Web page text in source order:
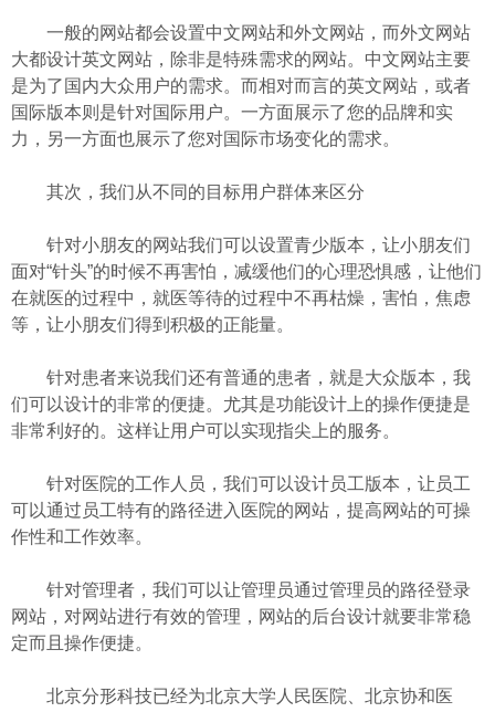
一般的网站都会设置中文网站和外文网站，而外文网站
大都设计英文网站，除非是特殊需求的网站。中文网站主要
是为了国内大众用户的需求。而相对而言的英文网站，或者
国际版本则是针对国际用户。一方面展示了您的品牌和实
力，另一方面也展示了您对国际市场变化的需求。
其次，我们从不同的目标用户群体来区分
针对小朋友的网站我们可以设置青少版本，让小朋友们
面对“针头”的时候不再害怕，减缓他们的心理恐惧感，让他们
在就医的过程中，就医等待的过程中不再枯燥，害怕，焦虑
等，让小朋友们得到积极的正能量。
针对患者来说我们还有普通的患者，就是大众版本，我
们可以设计的非常的便捷。尤其是功能设计上的操作便捷是
非常利好的。这样让用户可以实现指尖上的服务。
针对医院的工作人员，我们可以设计员工版本，让员工
可以通过员工特有的路径进入医院的网站，提高网站的可操
作性和工作效率。
针对管理者，我们可以让管理员通过管理员的路径登录
网站，对网站进行有效的管理，网站的后台设计就要非常稳
定而且操作便捷。
北京分形科技已经为北京大学人民医院、北京协和医